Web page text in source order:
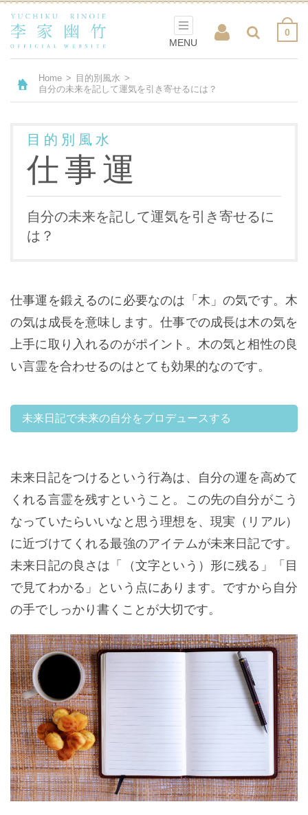
0
MENU
Home > 目的別風水 >
自分の未来を記して運気を引き寄せるには？
目的別風水
仕事運
自分の未来を記して運気を引き寄せるに
は？
仕事運を鍛えるのに必要なのは「木」の気です。木
の気は成長を意味します。仕事での成長は木の気を
上手に取り入れるのがポイント。木の気と相性の良
い言霊を合わせるのはとても効果的なのです。
未来日記で未来の自分をプロデュースする
未来日記をつけるという行為は、自分の運を高めて
くれる言霊を残すということ。この先の自分がこう
なっていたらいいなと思う理想を、現実（リアル）
に近づけてくれる最強のアイテムが未来日記です。
未来日記の良さは「（文字という）形に残る」「目
で見てわかる」という点にあります。ですから自分
の手でしっかり書くことが大切です。